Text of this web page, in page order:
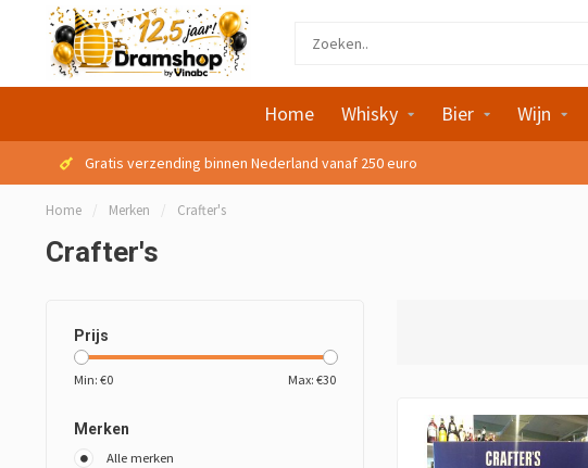
Home Whisky Bier Wijn
Gratis verzending binnen Nederland vanaf 250 euro
Home / Merken / Crafter's
Crafter's
Prijs
Min: €0 Max: €30
Merken
Alle merken